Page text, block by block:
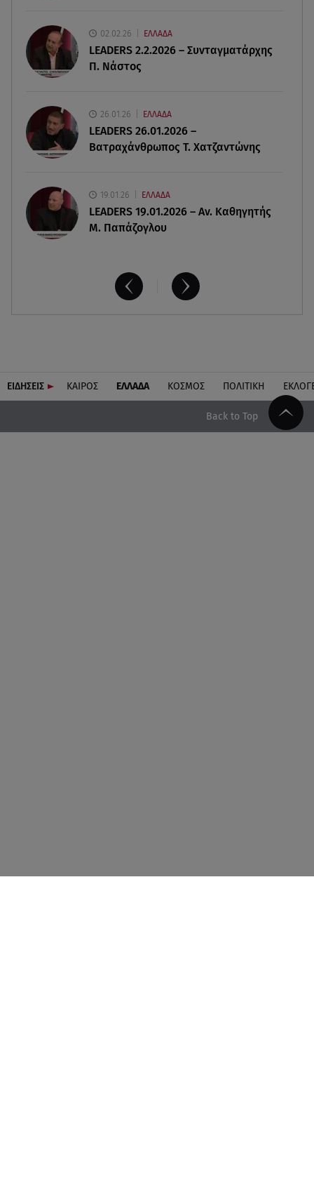
09.08.26 , 14:32
Πινακίδες κυκλοφορίας με λίγα κλικ - Τέλος οι
καθυστερήσεις
Γνωστός δημοσιογράφος αποκάλυψε ότι
σύντομα παντρεύεται τη σύντροφό του
02.02.26 ΕΛΛΑΔΑ
LEADERS 2.2.2026 – Συνταγματάρχης
Π. Νάστος
26.01.26 ΕΛΛΑΔΑ
LEADERS 26.01.2026 –
Βατραχάνθρωπος Τ. Χατζαντώνης
19.01.26 ΕΛΛΑΔΑ
LEADERS 19.01.2026 – Αν. Καθηγητής
Μ. Παπάζογλου
ΕΙΔΗΣΕΙΣ ΚΑΙΡΟΣ ΕΛΛΑΔΑ ΚΟΣΜΟΣ ΠΟΛΙΤΙΚΗ
Back to Top